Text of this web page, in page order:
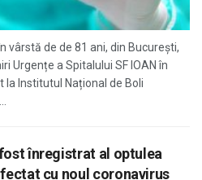
vârstă de de 81 ani, din București,
Urgențe a Spitalului SF IOAN în
Institutul Național de Boli
înregistrat al optulea
cu noul coronavirus